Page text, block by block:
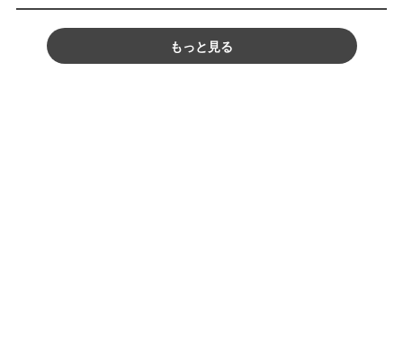
もっと見る